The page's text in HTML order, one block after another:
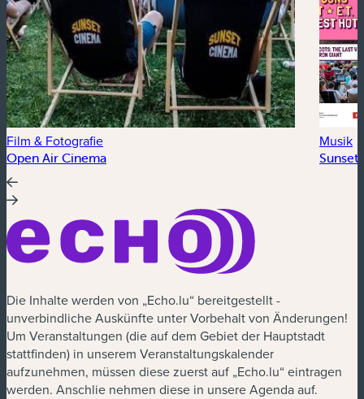
Film & Fotografie
Open Air Cinema
Musik
Sunset
Die Inhalte werden von „Echo.lu“ bereitgestellt -
unverbindliche Auskünfte unter Vorbehalt von Änderungen!
Um Veranstaltungen (die auf dem Gebiet der Hauptstadt
stattfinden) in unserem Veranstaltungskalender
aufzunehmen, müssen diese zuerst auf „Echo.lu“ eintragen
werden. Anschlie nehmen diese in unsere Agenda auf.